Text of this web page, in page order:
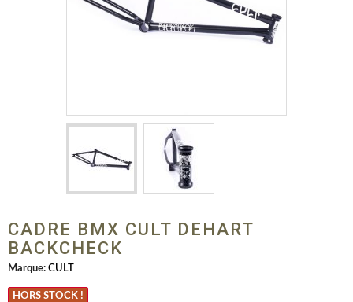
CADRE BMX CULT DEHART
BACKCHECK
Marque: CULT
HORS STOCK !